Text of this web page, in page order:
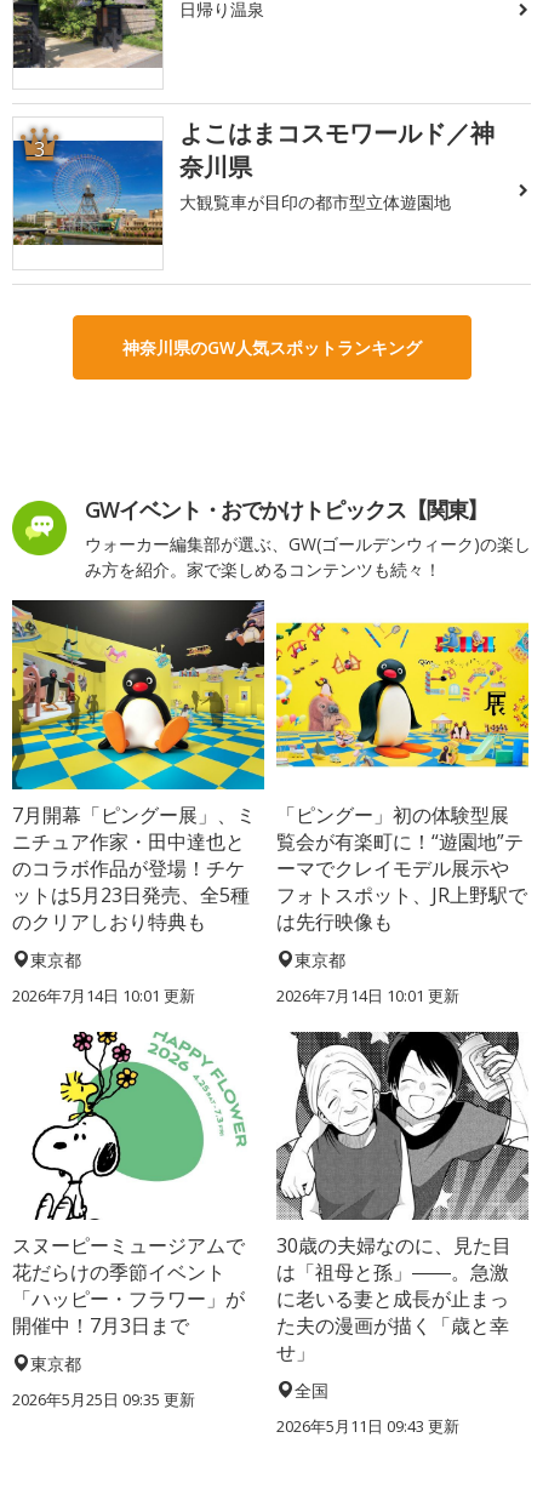
日帰り温泉
3
よこはまコスモワールド／神
奈川県
大観覧車が目印の都市型立体遊園地
神奈川県のGW人気スポットランキング
GWイベント・おでかけトピックス【関東】
ウォーカー編集部が選ぶ、GW(ゴールデンウィーク)の楽し
み方を紹介。家で楽しめるコンテンツも続々！
7月開幕「ピングー展」、ミ
ニチュア作家・田中達也と
のコラボ作品が登場！チケ
ットは5月23日発売、全5種
のクリアしおり特典も
東京都
2026年7月14日 10:01 更新
「ピングー」初の体験型展
覧会が有楽町に！“遊園地”テ
ーマでクレイモデル展示や
フォトスポット、JR上野駅で
は先行映像も
東京都
2026年7月14日 10:01 更新
スヌーピーミュージアムで
花だらけの季節イベント
「ハッピー・フラワー」が
開催中！7月3日まで
東京都
2026年5月25日 09:35 更新
30歳の夫婦なのに、見た目
は「祖母と孫」――。急激
に老いる妻と成長が止まっ
た夫の漫画が描く「歳と幸
せ」
全国
2026年5月11日 09:43 更新